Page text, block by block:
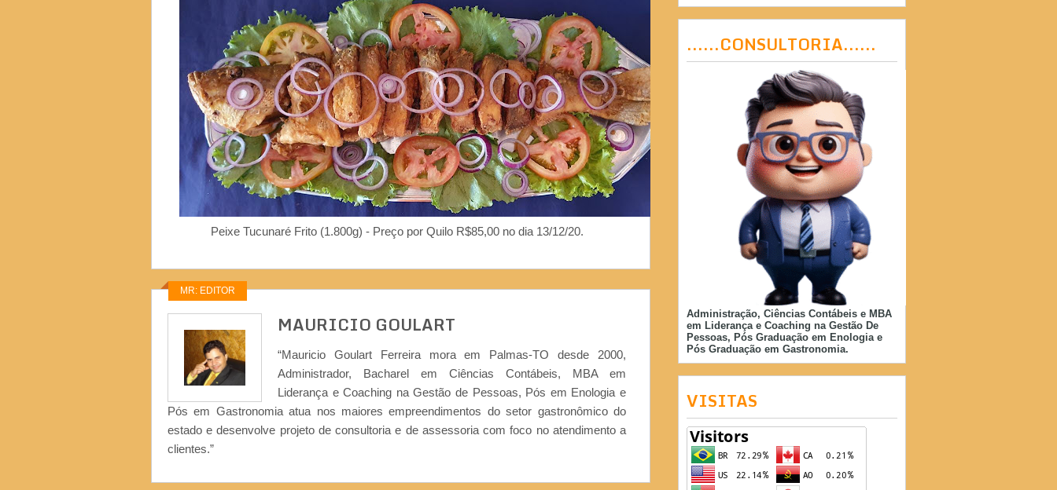
Peixe Tucunaré Frito (1.800g) - Preço por Quilo R$85,00 no dia 13/12/20.
MR: EDITOR
MAURICIO GOULART
“Mauricio Goulart Ferreira mora em Palmas-TO desde 2000,
Administrador, Bacharel em Ciências Contábeis, MBA em
Liderança e Coaching na Gestão de Pessoas, Pós em Enologia e
Pós em Gastronomia atua nos maiores empreendimentos do setor gastronômico do
estado e desenvolve projeto de consultoria e de assessoria com foco no atendimento a
clientes.”
......CONSULTORIA......
Administração, Ciências Contábeis e MBA
em Liderança e Coaching na Gestão De
Pessoas, Pós Graduação em Enologia e
Pós Graduação em Gastronomia.
VISITAS